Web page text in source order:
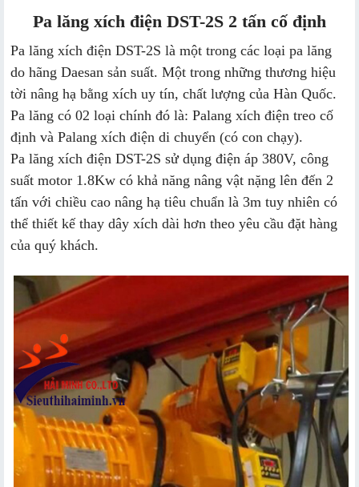
Pa lăng xích điện DST-2S 2 tấn cố định
Pa lăng xích điện DST-2S là một trong các loại pa lăng
do hãng Daesan sản suất. Một trong những thương hiệu
tời nâng hạ bằng xích uy tín, chất lượng của Hàn Quốc.
Pa lăng có 02 loại chính đó là: Palang xích điện treo cố
định và Palang xích điện di chuyển (có con chạy).
Pa lăng xích điện DST-2S sử dụng điện áp 380V, công
suất motor 1.8Kw có khả năng nâng vật nặng lên đến 2
tấn với chiều cao nâng hạ tiêu chuẩn là 3m tuy nhiên có
thể thiết kế thay dây xích dài hơn theo yêu cầu đặt hàng
của quý khách.